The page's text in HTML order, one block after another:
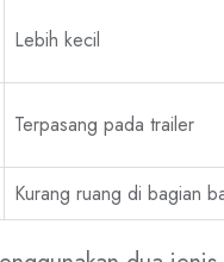
Lebih kecil
Terpasang pada trailer
Kurang ruang di bagian